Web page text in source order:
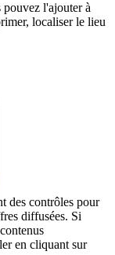
l'ajouter à
localiser le lieu
des contrôles pour
diffusées. Si
en cliquant sur